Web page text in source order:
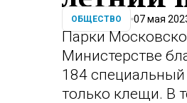
ОБЩЕСТВО 07 мая
Парки
Министерстве
184
только клещи. В